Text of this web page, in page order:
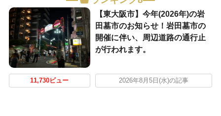
【東大阪市】今年(2026年)の岩
田墓市のお知らせ！岩田墓市の
開催に伴い、周辺道路の通行止
が行われます。
11,730ビュー 2026年8月5日(水)の記事